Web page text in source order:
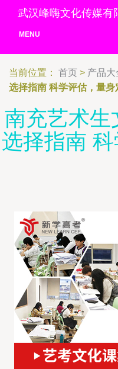
武汉峰嗨文化传媒有
MENU
当前位置： 首页 > 产品大
选择指南 科学评估，量身
南充艺术生
选择指南